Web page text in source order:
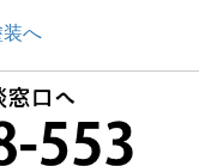
へ